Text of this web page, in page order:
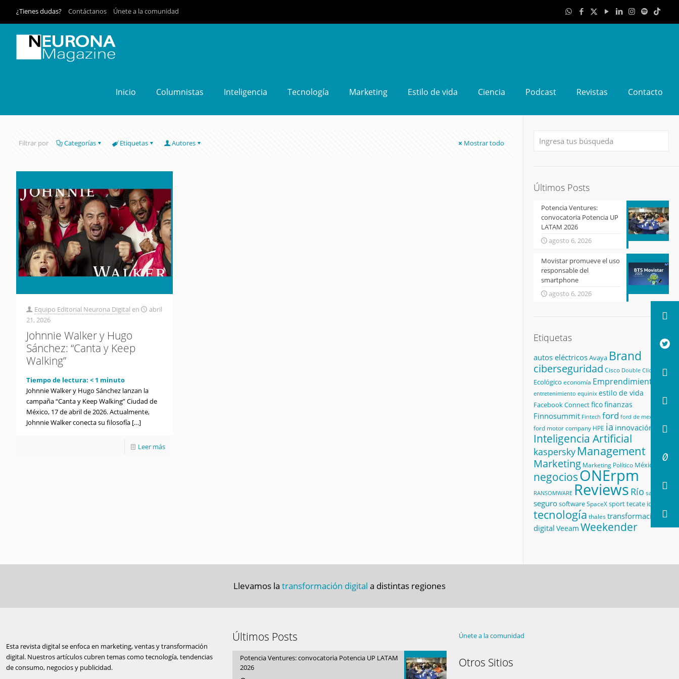
¿Tienes dudas? Contáctanos Únete a la comunidad
Inicio Columnistas Inteligencia Tecnología Marketing Estilo de vida Ciencia Podcast Revistas Contacto
Filtrar por Categorías Etiquetas Autores Mostrar todo
Equipo Editorial Neurona Digital en
abril
21, 2026
Johnnie Walker y Hugo
Sánchez: “Canta y Keep
Walking”
Tiempo de lectura: < 1 minuto
Johnnie Walker y Hugo Sánchez lanzan la
campaña “Canta y Keep Walking” Ciudad de
México, 17 de abril de 2026. Actualmente,
Johnnie Walker conecta su filosofía[…]
Leer más
Últimos Posts
Potencia Ventures:
convocatoria Potencia UP
LATAM 2026
agosto 6, 2026
Movistar promueve el uso
responsable del
smartphone
agosto 6, 2026
Etiquetas
autos eléctricosAvaya Brand
ciberseguridad Cisco Double Click
Ecológico economía Emprendimiento
entretenimiento equinix estilo de vida
Facebook Connectficofinanzas
Finnosummit Fintech ford ford de mexico
ford motor company HPE ia innovación
Inteligencia Artificial
kaspersky Management
Marketing Marketing Político México
negociosONErpm
RANSOMWARE Reviews Río salud
segurosoftwareSpaceXsporttecate id
tecnología thalestransformación
digital Veeam Weekender
Llevamos la transformación digital a distintas regiones
Esta revista digital se enfoca en marketing, ventas y transformación
digital. Nuestros artículos cubren temas como tecnología, tendencias
de consumo, negocios y publicidad.
Últimos Posts
Potencia Ventures: convocatoria Potencia UP LATAM
2026
Únete a la comunidad
Otros Sitios